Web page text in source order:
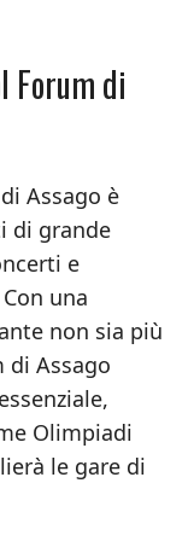
Forum di
Assago è
di grande
e
una
non sia più
di Assago
Olimpiadi
le gare di